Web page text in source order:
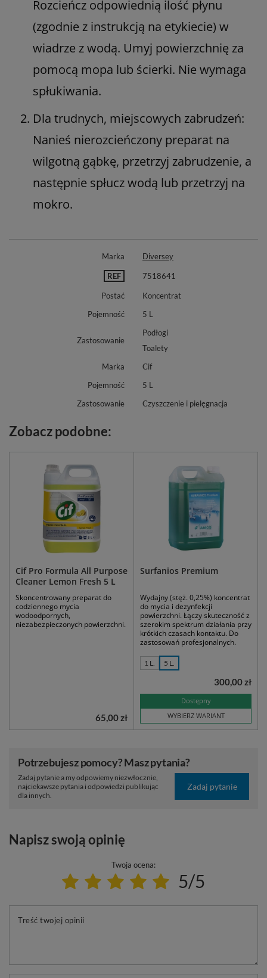
Rozcieńcz odpowiednią ilość płynu
(zgodnie z instrukcją na etykiecie) w
wiadrze z wodą. Umyj powierzchnię za
pomocą mopa lub ścierki. Nie wymaga
spłukiwania.
Dla trudnych, miejscowych zabrudzeń:
Nanieś nierozcieńczony preparat na
wilgotną gąbkę, przetrzyj zabrudzenie, a
następnie spłucz wodą lub przetrzyj na
mokro.
Marka Diversey
REF 7518641
Postać
Koncentrat
Pojemność
5 L
Zastosowanie
Podłogi
Toalety
Marka
Cif
Pojemność
5 L
Zastosowanie
Czyszczenie i pielęgnacja
Zobacz podobne:
Cif Pro Formula All Purpose
Cleaner Lemon Fresh 5 L
Skoncentrowany preparat do
codziennego mycia
wodoodpornych,
niezabezpieczonych powierzchni.
65,00 zł
Surfanios Premium
Wydajny (stęż. 0,25%) koncentrat
do mycia i dezynfekcji
powierzchni. Łączy skuteczność z
szerokim spektrum działania przy
krótkich czasach kontaktu. Do
zastosowań profesjonalnych.
1 L. 5 L.
Dostępny
WYBIERZ WARIANT
300,00 zł
Potrzebujesz pomocy? Masz pytania?
Zadaj pytanie a my odpowiemy niezwłocznie,
najciekawsze pytania i odpowiedzi publikując
dla innych.
Zadaj pytanie
Napisz swoją opinię
Twoja ocena:
5/5
Treść twojej opinii